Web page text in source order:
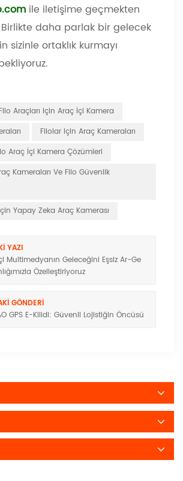
ile iletişime geçmekten
daha parlak bir gelecek
sizinle ortaklık kurmayı
Filo Araçları Için Araç İçi Kamera
Filolar Için Araç Kameraları
Araç İçi Kamera Çözümleri
Kameraları Ve Filo Güvenlik
Yapay Zeka Araç Kamerası
YAZI
Multimedyanın Geleceğini Eşsiz Ar-Ge
Özelleştiriyoruz
GÖNDERI
GPS E-Kilidi: Güvenli Lojistiğin Öncüsü